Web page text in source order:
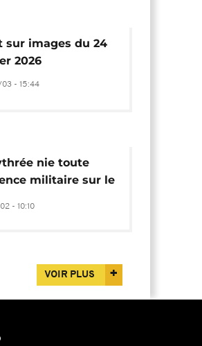
sur images du 24
2026
- 15:44
nie toute
militaire sur le
- 10:10
VOIR PLUS